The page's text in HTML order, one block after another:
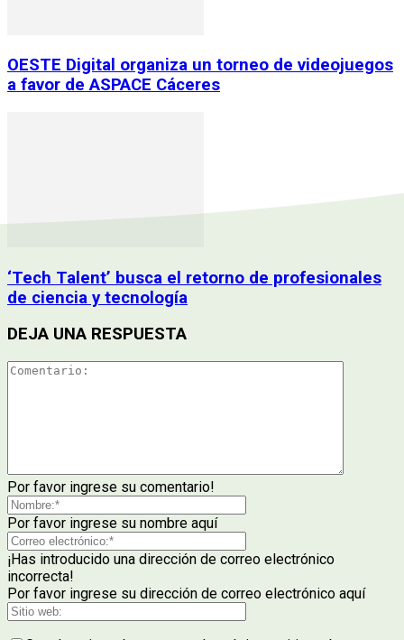
OESTE Digital organiza un torneo de videojuegos
a favor de ASPACE Cáceres
‘Tech Talent’ busca el retorno de profesionales
de ciencia y tecnología
DEJA UNA RESPUESTA
Por favor ingrese su comentario!
Por favor ingrese su nombre aquí
¡Has introducido una dirección de correo electrónico
incorrecta!
Por favor ingrese su dirección de correo electrónico aquí